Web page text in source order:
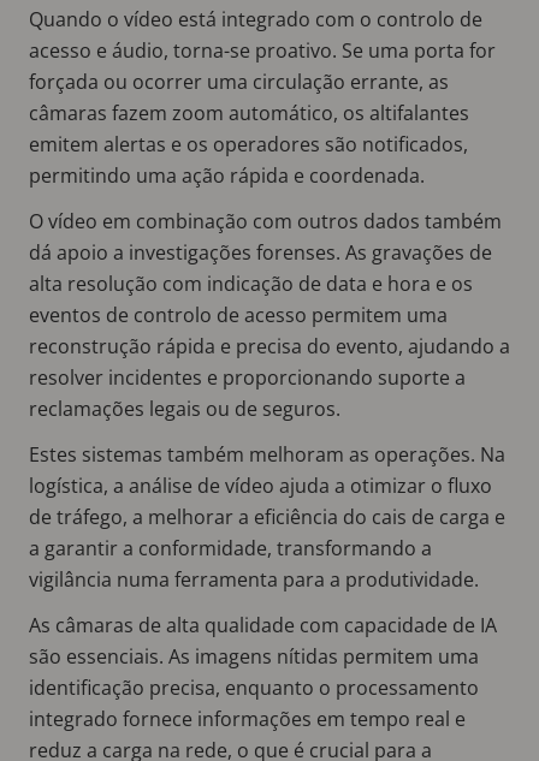
Quando o vídeo está integrado com o controlo de
acesso e áudio, torna-se proativo. Se uma porta for
forçada ou ocorrer uma circulação errante, as
câmaras fazem zoom automático, os altifalantes
emitem alertas e os operadores são notificados,
permitindo uma ação rápida e coordenada.
O vídeo em combinação com outros dados também
dá apoio a investigações forenses. As gravações de
alta resolução com indicação de data e hora e os
eventos de controlo de acesso permitem uma
reconstrução rápida e precisa do evento, ajudando a
resolver incidentes e proporcionando suporte a
reclamações legais ou de seguros.
Estes sistemas também melhoram as operações. Na
logística, a análise de vídeo ajuda a otimizar o fluxo
de tráfego, a melhorar a eficiência do cais de carga e
a garantir a conformidade, transformando a
vigilância numa ferramenta para a produtividade.
As câmaras de alta qualidade com capacidade de IA
são essenciais. As imagens nítidas permitem uma
identificação precisa, enquanto o processamento
integrado fornece informações em tempo real e
reduz a carga na rede, o que é crucial para a